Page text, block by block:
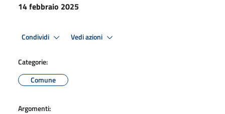
14 febbraio 2025
Condividi Vedi azioni
Categorie:
Comune
Argomenti: